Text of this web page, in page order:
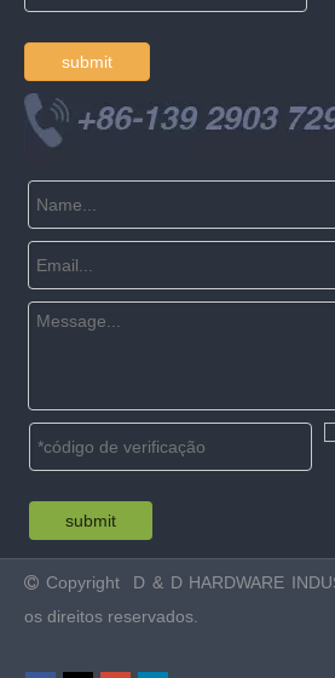
submit
submit
 Copyright
D & D HARDWARE
os direitos reservados.